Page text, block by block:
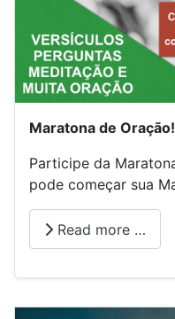
Maratona de Oração!
Participe da
pode começar sua
Read more …